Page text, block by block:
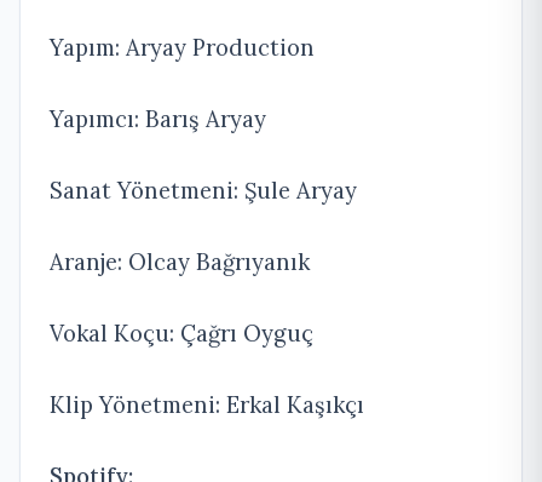
Yapım: Aryay Production
Yapımcı: Barış Aryay
Sanat Yönetmeni: Şule Aryay
Aranje: Olcay Bağrıyanık
Vokal Koçu: Çağrı Oyguç
Klip Yönetmeni: Erkal Kaşıkçı
Spotify: